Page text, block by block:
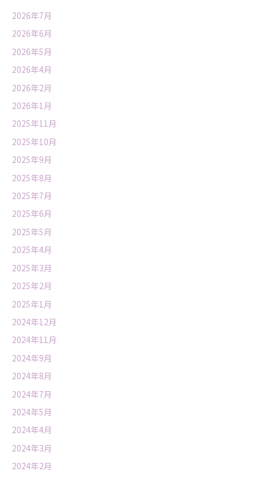
2026年7月
2026年6月
2026年5月
2026年4月
2026年2月
2026年1月
2025年11月
2025年10月
2025年9月
2025年8月
2025年7月
2025年6月
2025年5月
2025年4月
2025年3月
2025年2月
2025年1月
2024年12月
2024年11月
2024年9月
2024年8月
2024年7月
2024年5月
2024年4月
2024年3月
2024年2月